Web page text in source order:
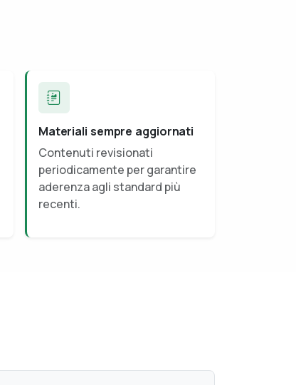
Materiali sempre aggiornati
Contenuti revisionati
periodicamente per garantire
aderenza agli standard più
recenti.